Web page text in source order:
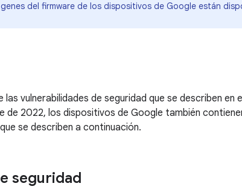
del firmware de los dispositivos de Google están
las vulnerabilidades de seguridad que se describen en
de 2022, los dispositivos de Google también
se describen a continuación.
seguridad